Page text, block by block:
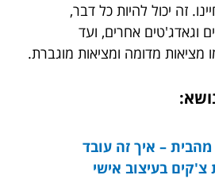
זה יכול להיות כל דבר,
וגאדג'טים אחרים, ועד
מציאות מדומה ומציאות מוגברת.
– איך זה עובד
בעיצוב אישי